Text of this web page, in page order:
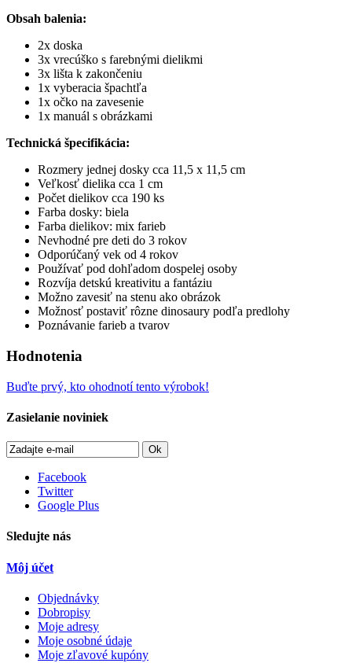
Obsah balenia:
2x doska
3x vrecúško s farebnými dielikmi
3x lišta k zakončeniu
1x vyberacia špachtľa
1x očko na zavesenie
1x manuál s obrázkami
Technická špecifikácia:
Rozmery jednej dosky cca 11,5 x 11,5 cm
Veľkosť dielika cca 1 cm
Počet dielikov cca 190 ks
Farba dosky: biela
Farba dielikov: mix farieb
Nevhodné pre deti do 3 rokov
Odporúčaný vek od 4 rokov
Používať pod dohľadom dospelej osoby
Rozvíja detskú kreativitu a fantáziu
Možno zavesiť na stenu ako obrázok
Možnosť postaviť rôzne dinosaury podľa predlohy
Poznávanie farieb a tvarov
Hodnotenia
Buďte prvý, kto ohodnotí tento výrobok!
Zasielanie noviniek
Ok
Facebook
Twitter
Google Plus
Sledujte nás
Môj účet
Objednávky
Dobropisy
Moje adresy
Moje osobné údaje
Moje zľavové kupóny